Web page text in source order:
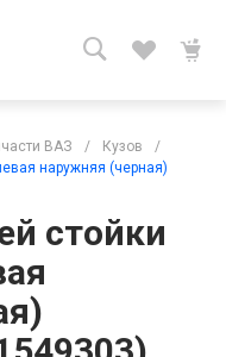
ВАЗ / Кузов
/
наружняя (черная)
стойки